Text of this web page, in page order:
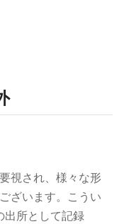
視され、様々な形
ざいます。こうい
出所として記録